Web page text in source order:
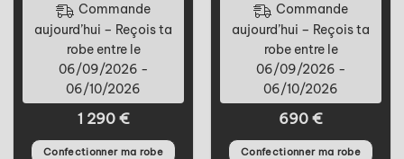
Commande
aujourd’hui – Reçois ta
robe entre le
06/09/2026 -
06/10/2026
1 290 €
Confectionner ma robe
Commande
aujourd’hui – Reçois ta
robe entre le
06/09/2026 -
06/10/2026
690 €
Confectionner ma robe